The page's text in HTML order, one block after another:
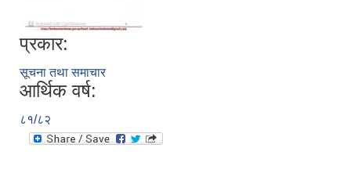
प्रकार:
सूचना तथा समाचार
आर्थिक वर्ष:
८१/८२